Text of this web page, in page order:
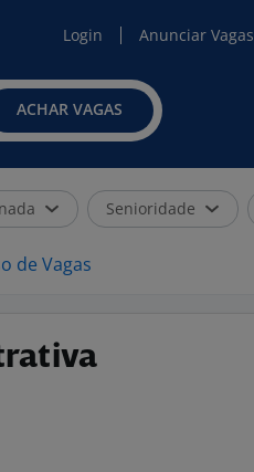
Login Anunciar Vagas
ACHAR VAGAS
Senioridade
de Vagas